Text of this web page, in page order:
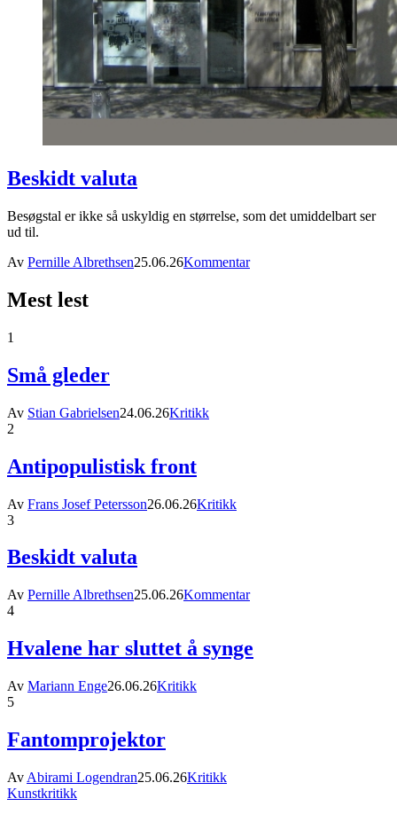
Beskidt valuta
Besøgstal er ikke så uskyldig en størrelse, som det umiddelbart ser
ud til.
Av Pernille Albrethsen25.06.26Kommentar
Mest lest
1
Små gleder
Av Stian Gabrielsen24.06.26Kritikk
2
Antipopulistisk front
Av Frans Josef Petersson26.06.26Kritikk
3
Beskidt valuta
Av Pernille Albrethsen25.06.26Kommentar
4
Hvalene har sluttet å synge
Av Mariann Enge26.06.26Kritikk
5
Fantomprojektor
Av Abirami Logendran25.06.26Kritikk
Kunstkritikk